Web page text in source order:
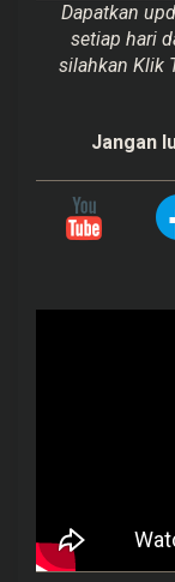
Dapatkan
setiap hari
silahkan Klik
Jangan